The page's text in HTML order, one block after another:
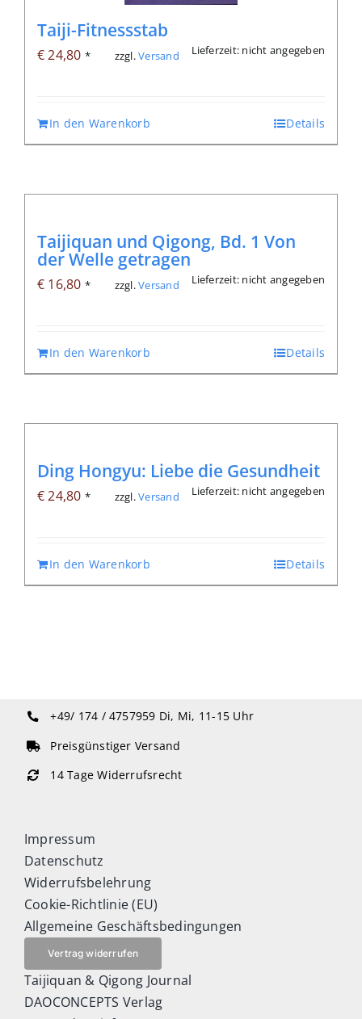
Taiji-Fitnessstab
€24,80 * zzgl.Versand Lieferzeit: nicht angegeben
In den Warenkorb Details
Taijiquan und Qigong, Bd. 1 Von
der Welle getragen
€ 16,80 * zzgl.Versand Lieferzeit: nicht angegeben
In den Warenkorb Details
Ding Hongyu: Liebe die Gesundheit
€24,80 * zzgl.Versand Lieferzeit: nicht angegeben
In den Warenkorb Details
+49/ 174 / 4757959 Di, Mi, 11-15 Uhr
Preisgünstiger Versand
14 Tage Widerrufsrecht
Impressum
Datenschutz
Widerrufsbelehrung
Cookie-Richtlinie (EU)
Allgemeine Geschäftsbedingungen
Vertrag widerrufen
Taijiquan & Qigong Journal
DAOCONCEPTS Verlag